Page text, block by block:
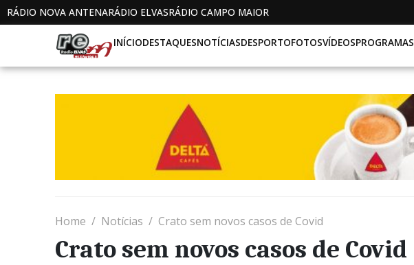
RÁDIO NOVA ANTENARÁDIO ELVASRÁDIO CAMPO MAIOR
INÍCIODESTAQUESNOTÍCIASDESPORTOFOTOSVÍDEOSPROGRAMAS
Home Notícias Crato sem novos casos de Covid
Crato sem novos casos de Covid